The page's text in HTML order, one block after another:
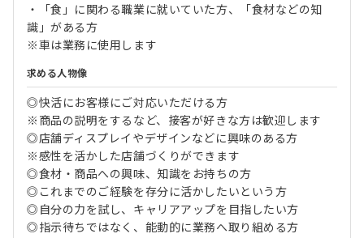
・「食」に関わる職業に就いていた方、「食材などの知
識」がある方
※車は業務に使用します
求める人物像
◎快活にお客様にご対応いただける方
※商品の説明をするなど、接客が好きな方は歓迎します
◎店舗ディスプレイやデザインなどに興味のある方
※感性を活かした店舗づくりができます
◎食材・商品への興味、知識をお持ちの方
◎これまでのご経験を存分に活かしたいという方
◎自分の力を試し、キャリアアップを目指したい方
◎指示待ちではなく、能動的に業務へ取り組める方